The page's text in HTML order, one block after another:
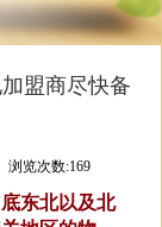
盟商尽快备
浏览次数:169
东北以及北